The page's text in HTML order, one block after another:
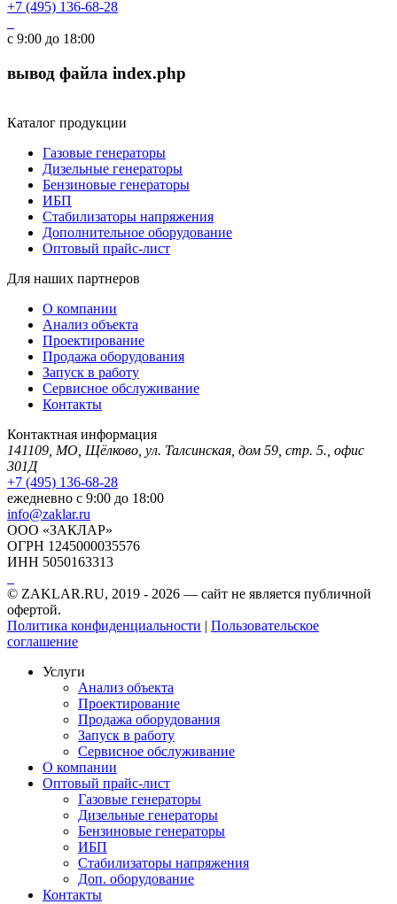
+7 (495) 136-68-28
с 9:00 до 18:00
вывод файла index.php
Каталог продукции
Газовые генераторы
Дизельные генераторы
Бензиновые генераторы
ИБП
Стабилизаторы напряжения
Дополнительное оборудование
Оптовый прайс-лист
Для наших партнеров
О компании
Анализ объекта
Проектирование
Продажа оборудования
Запуск в работу
Сервисное обслуживание
Контакты
Контактная информация
141109, МО, Щёлково, ул. Талсинская, дом 59, стр. 5., офис
301Д
+7 (495) 136-68-28
ежедневно с 9:00 до 18:00
info@zaklar.ru
ООО «ЗАКЛАР»
ОГРН 1245000035576
ИНН 5050163313
© ZAKLAR.RU, 2019 - 2026 — cайт не является публичной
офертой.
Политика конфиденциальности | Пользовательское
соглашение
Услуги
Анализ объекта
Проектирование
Продажа оборудования
Запуск в работу
Сервисное обслуживание
О компании
Оптовый прайс-лист
Газовые генераторы
Дизельные генераторы
Бензиновые генераторы
ИБП
Стабилизаторы напряжения
Доп. оборудование
Контакты